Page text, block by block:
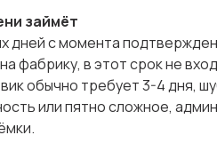
займёт
дней с момента
фабрику, в этот срок не
обычно требует 3-4 дня,
или пятно сложное,